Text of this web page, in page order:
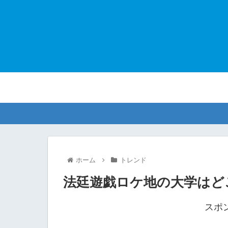
ホーム トレンド
法廷遊戯ロケ地の大学は
スポ